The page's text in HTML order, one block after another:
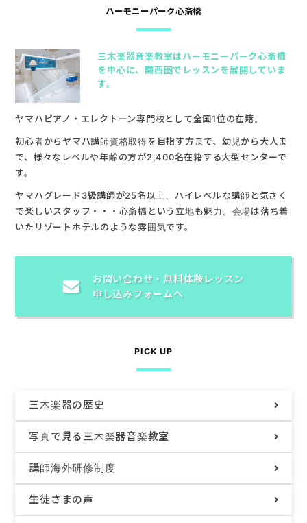
ハーモニーパーク心斎橋
三木楽器音楽教室はハーモニーパーク心斎橋
を中心に、関西圏でレッスンを展開していま
す。
ヤマハピアノ・エレクトーン専門校として全国1位の在籍。
初心者からヤマハ講師資格取得を目指す方まで、幼児から大人ま
で、様々なレベルや年齢の方が2,400名在籍する大型センターで
す。
ヤマハグレード3級講師が25名以上、ハイレベルな講師と気さく
で楽しいスタッフ・・・心斎橋という立地も魅力。会場は落ち着
いたリゾートホテルのような雰囲気です。
お問い合わせ・ 無料体験レッスン
申し込みフォームへ
PICK UP
三木楽器の歴史
写真で見る 三木楽器音楽教室
講師海外研修制度
生徒さまの声